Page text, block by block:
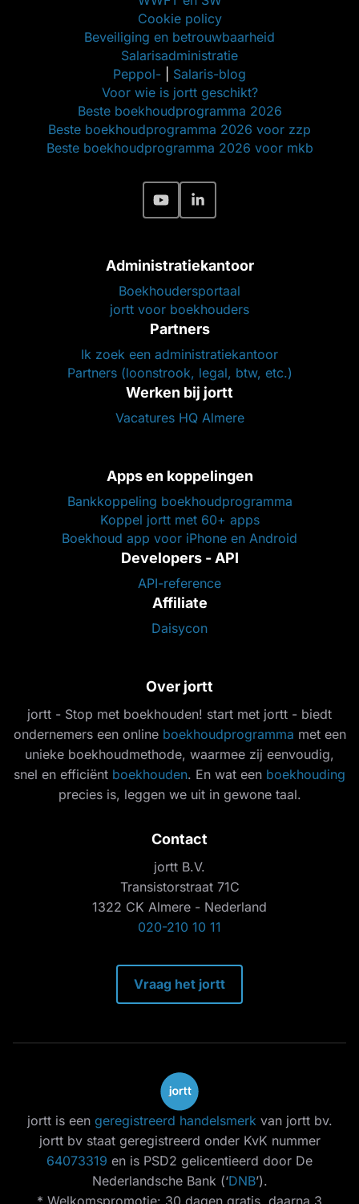
Cookie policy
Beveiliging en betrouwbaarheid
Salarisadministratie
Peppol-
Salaris-blog
Voor wie is jortt geschikt?
Beste boekhoudprogramma 2026
Beste boekhoudprogramma 2026 voor zzp
Beste boekhoudprogramma 2026 voor mkb
Administratiekantoor
Boekhoudersportaal
jortt voor boekhouders
Partners
Ik zoek een administratiekantoor
Partners (loonstrook, legal, btw, etc.)
Werken bij jortt
Vacatures HQ Almere
Apps en koppelingen
Bankkoppeling boekhoudprogramma
Koppel jortt met 60+ apps
Boekhoud app voor iPhone en Android
Developers - API
API-reference
Affiliate
Daisycon
Over jortt
jortt - Stop met boekhouden! start met jortt - biedt
ondernemers een online boekhoudprogramma met een
unieke boekhoudmethode, waarmee zij eenvoudig,
snel en efficiënt boekhouden. En wat een boekhouding
precies is, leggen we uit in gewone taal.
Contact
jortt B.V.
Transistorstraat 71C
1322 CK Almere - Nederland
020-210 10 11
Vraag het jortt
jortt is een geregistreerd handelsmerk van jortt bv.
jortt bv staat geregistreerd onder KvK nummer
64073319 en is PSD2 gelicentieerd door De
Nederlandsche Bank (‘DNB’).
* Welkomspromotie: 30 dagen gratis, daarna 3